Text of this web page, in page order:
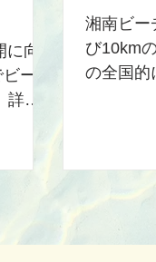
向
ーチ
詳
湘南ビー
び10km
の全国的
売る』の
メディ